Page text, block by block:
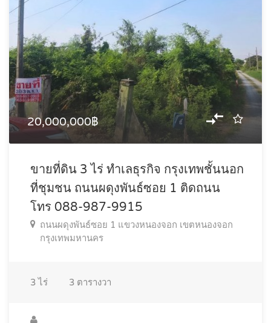
20,000,000฿
ขายที่ดิน 3 ไร่ ทำเลธุรกิจ กรุงเทพชั้นนอก
ที่ชุมชน ถนนผดุงพันธ์ซอย 1 ติดถนน
โทร 088-987-9915
ถนนผดุงพันธ์ซอย 1 แขวงหนองจอก เขตหนองจอก
กรุงเทพมหานคร
3 ไร่ 3 ตารางวา